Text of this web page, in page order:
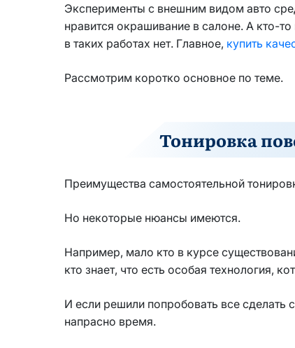
Эксперименты с внешним видом авто
нравится окрашивание в салоне. А кто-
в таких работах нет. Главное, купить
Рассмотрим коротко основное по теме.
Тонировка
Преимущества самостоятельной
Но некоторые нюансы имеются.
Например, мало кто в курсе
кто знает, что есть особая технология,
И если решили попробовать все сделать
напрасно время.